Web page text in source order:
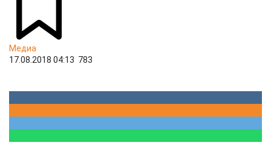
Медиа
17.08.2018 04:13 783